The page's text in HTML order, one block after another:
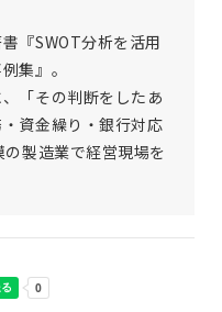
『SWOT分析を活用
集』。
「その判断をしたあ
資金繰り・銀行対応
製造業で経営現場を